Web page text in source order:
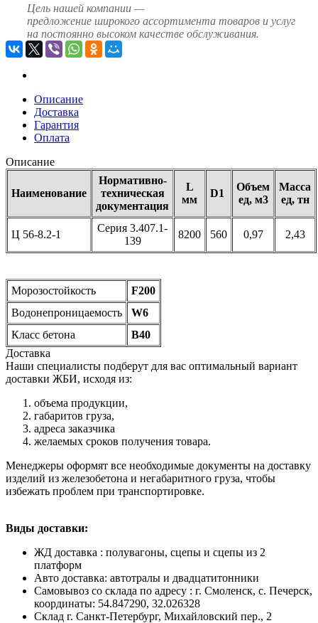
Цель нашей компании —
предложение широкого ассортимента товаров и услуг
на постоянно высоком качестве обслуживания.
Описание
Доставка
Гарантия
Оплата
Описание
Наименование
Нормативно-
техническая
документация
L
мм
D1
Объем
ед, м3
Масса
ед, тн
Ц 56-8.2-1
Серия 3.407.1-
139
8200 560 0,97 2,43
Морозостойкость
F200
Водонепроницаемость
W6
Класс бетона
B40
Доставка
Наши специалисты подберут для вас оптимальный вариант
доставки ЖБИ, исходя из:
объема продукции,
габаритов груза,
адреса заказчика
желаемых сроков получения товара.
Менеджеры оформят все необходимые документы на доставку
изделий из железобетона и негабаритного груза, чтобы
избежать проблем при транспортировке.
Виды доставки:
ЖД доставка : полувагоны, сцепы и сцепы из 2
платформ
Авто доставка: автотралы и двадцатитонники
Самовывоз со склада по адресу : г. Смоленск, с. Печерск,
координаты: 54.847290, 32.026328
Cклад г. Санкт-Петербург, Михайловский пер., 2